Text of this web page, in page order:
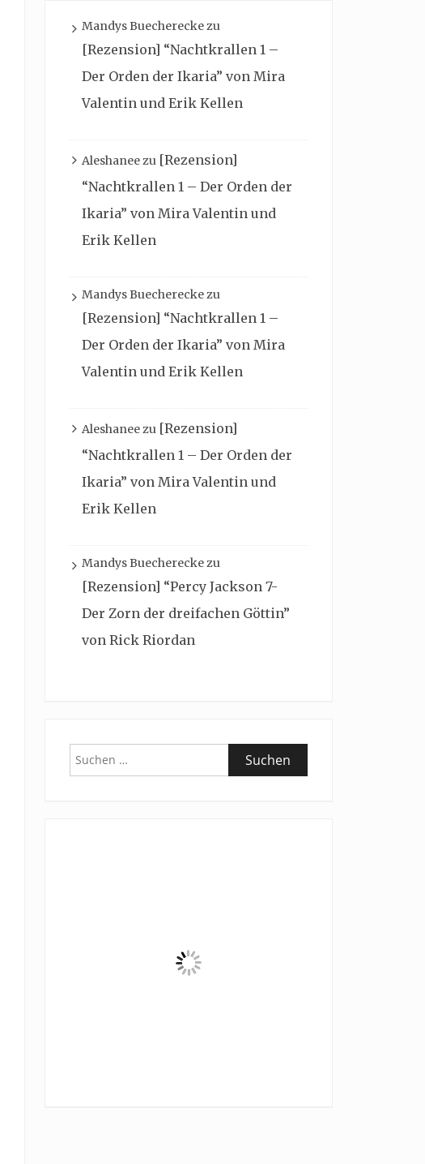
Mandys Buechereckezu
[Rezension] “Nachtkrallen 1 –
Der Orden der Ikaria” von Mira
Valentin und Erik Kellen
Aleshaneezu [Rezension]
“Nachtkrallen 1 – Der Orden der
Ikaria” von Mira Valentin und
Erik Kellen
Mandys Buechereckezu
[Rezension] “Nachtkrallen 1 –
Der Orden der Ikaria” von Mira
Valentin und Erik Kellen
Aleshaneezu [Rezension]
“Nachtkrallen 1 – Der Orden der
Ikaria” von Mira Valentin und
Erik Kellen
Mandys Buechereckezu
[Rezension] “Percy Jackson 7-
Der Zorn der dreifachen Göttin”
von Rick Riordan
Suchen
nach: